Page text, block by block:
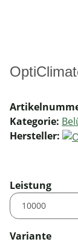
Kategorie:
Hersteller:
Leistung
Variante